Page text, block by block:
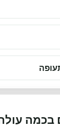
בכמה